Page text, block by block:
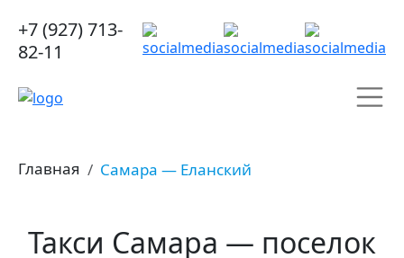
+7 (927) 713-
82-11
Главная Самара — Еланский
Такси Самара — поселок